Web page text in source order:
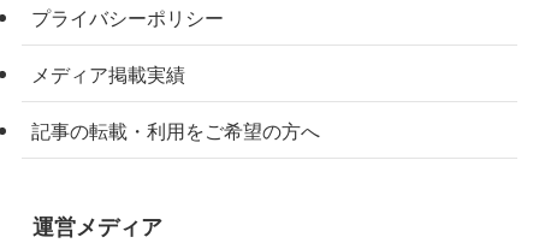
プライバシーポリシー
メディア掲載実績
記事の転載・利用をご希望の方へ
運営メディア